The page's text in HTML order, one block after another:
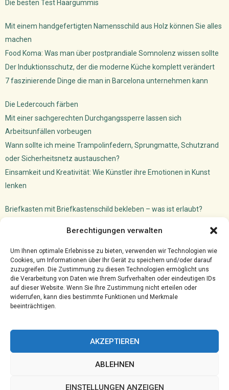
Berechtigungen verwalten
Um Ihnen optimale Erlebnisse zu bieten, verwenden wir Technologien wie
Cookies, um Informationen über Ihr Gerät zu speichern und/oder darauf
zuzugreifen. Die Zustimmung zu diesen Technologien ermöglicht uns
die Verarbeitung von Daten wie Ihrem Surfverhalten oder eindeutigen IDs
auf dieser Website. Wenn Sie Ihre Zustimmung nicht erteilen oder
widerrufen, kann dies bestimmte Funktionen und Merkmale
beeinträchtigen.
AKZEPTIEREN
ABLEHNEN
EINSTELLUNGEN ANZEIGEN
Die besten Test Haargummis
Mit einem handgefertigten Namensschild aus Holz können Sie alles
machen
Food Koma: Was man über postprandiale Somnolenz wissen sollte
Der Induktionsschutz, der die moderne Küche komplett verändert
7 faszinierende Dinge die man in Barcelona unternehmen kann
Die Ledercouch färben
Mit einer sachgerechten Durchgangssperre lassen sich
Arbeitsunfällen vorbeugen
Wann sollte ich meine Trampolinfedern, Sprungmatte, Schutzrand
oder Sicherheitsnetz austauschen?
Einsamkeit und Kreativität: Wie Künstler ihre Emotionen in Kunst
lenken
Briefkasten mit Briefkastenschild bekleben – was ist erlaubt?
Ghostwriter für VWL: akademischer Schreibservice